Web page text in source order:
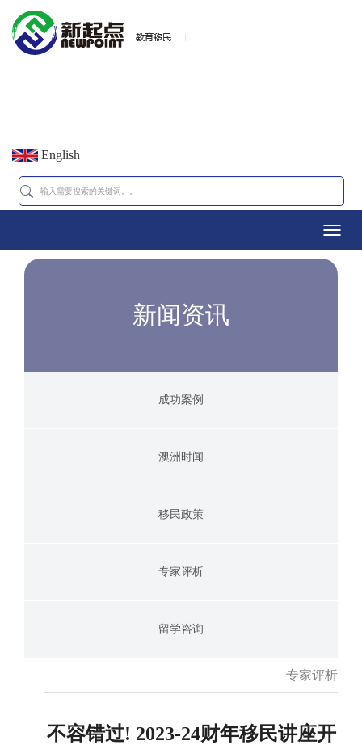
English
新闻资讯
成功案例
澳洲时闻
移民政策
专家评析
留学咨询
专家评析
不容错过! 2023-24财年移民讲座开